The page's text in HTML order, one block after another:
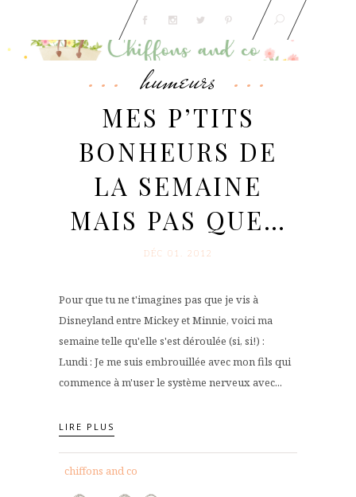
humeurs
MES P’TITS
BONHEURS DE
LA SEMAINE
MAIS PAS QUE…
DÉC 01. 2012
Pour que tu ne t'imagines pas que je vis à
Disneyland entre Mickey et Minnie, voici ma
semaine telle qu'elle s'est déroulée (si, si!) :
Lundi : Je me suis embrouillée avec mon fils qui
commence à m'user le système nerveux avec...
LIRE PLUS
chiffons and co